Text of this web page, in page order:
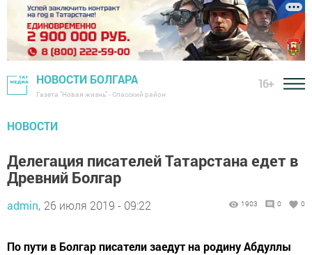
НОВОСТИ БОЛГАРА
Газета "Новая жизнь" - Спасский район
16+
НОВОСТИ
Делегация писателей Татарстана едет в
Древний Болгар
admin, 26 июля 2019 - 09:22 1903 0 0
По пути в Болгар писатели заедут на родину Абдуллы